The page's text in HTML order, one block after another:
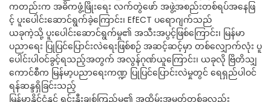
ကတည်းက အဓိကဖွံ့ဖြိုးရေး လက်တွဲဖော် အဖွဲ့အစည်းတစ်ရပ်အနေဖြ
င့် ပူးပေါင်းဆောင်ရွက်ခဲ့ကြောင်း၊ EfECT ပရောဂျက်သည်
ယခုကဲ့သို့ ပူးပေါင်းဆောင်ရွက်မှု၏ အသီးအပွင့်ဖြစ်ကြောင်း၊ မြန်မာ
ပညာရေး ပြုပြင်ပြောင်းလဲရေးဖြစ်စဉ် အဆင့်ဆင့်မှာ တစ်လျှောက်လုံး ပူ
ပေါင်းပါဝင်ခွင့်ရသည့်အတွက် အလွန်ဂုဏ်ယူကြောင်း၊ ယခုလို ဗြိတိသျှ
ကောင်စီက မြန်မာ့ပညာရေးကဏ္ဍ ပြုပြင်ပြောင်းလဲမှုတွင် ရေရှည်ပါဝင်
ရန်ဆန္ဒရှိခြင်းသည့်
မြန်မာနိုင်ငံနှင့် ရင်းနှီးချစ်ကြည်မှု၏ အထိမ်းအမှတ်တစ်ခုလည်း